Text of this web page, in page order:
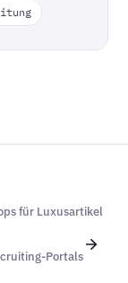
für Luxusartikel
Portals